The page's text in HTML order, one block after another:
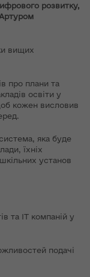
розвитку,
вищих
про плани та
освіти у
кожен висловив
яка буде
їхніх
установ
та ІТ компаній у
подачі